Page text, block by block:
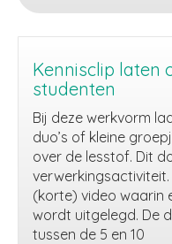
Kennisclip laten
studenten
Bij deze werkvorm
duo’s of kleine
over de lesstof. Dit
(korte) video waarin
wordt uitgelegd. De
tussen de 5 en 10